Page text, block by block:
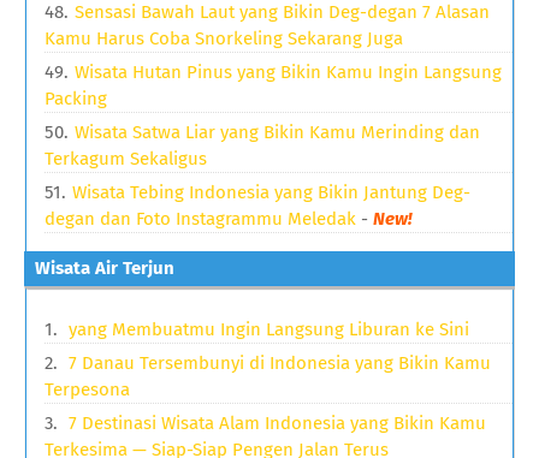
Sensasi Bawah Laut yang Bikin Deg-degan 7 Alasan
Kamu Harus Coba Snorkeling Sekarang Juga
Wisata Hutan Pinus yang Bikin Kamu Ingin Langsung
Packing
Wisata Satwa Liar yang Bikin Kamu Merinding dan
Terkagum Sekaligus
Wisata Tebing Indonesia yang Bikin Jantung Deg-
degan dan Foto Instagrammu Meledak -New!
Wisata Air Terjun
yang Membuatmu Ingin Langsung Liburan ke Sini
7 Danau Tersembunyi di Indonesia yang Bikin Kamu
Terpesona
7 Destinasi Wisata Alam Indonesia yang Bikin Kamu
Terkesima — Siap-Siap Pengen Jalan Terus